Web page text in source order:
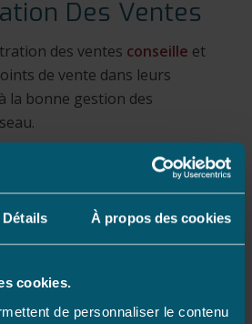
Détails À propos des cookies
cookies.
de personnaliser le contenu
Des Ventes
des ventes conseille et
de vente dans leurs
la bonne gestion des